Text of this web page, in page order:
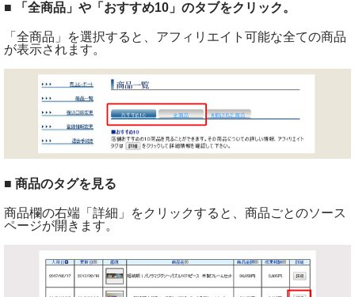
■ 「全商品」や「おすすめ10」のタブをクリック。
「全商品」を選択すると、アフィリエイト可能な全ての商品
が表示されます。
■ 商品のタグを見る
商品欄の右端「詳細」をクリックすると、商品ごとのソース
ページが開きます。